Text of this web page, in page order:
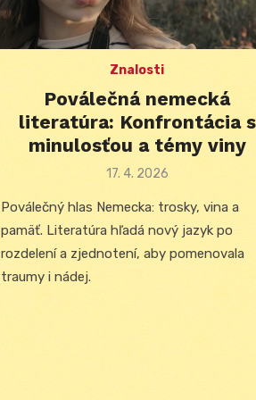
Znalosti
Poválečná nemecká
literatúra: Konfrontácia s
minulosťou a témy viny
Posted
17. 4. 2026
Poválečný hlas Nemecka: trosky, vina a
pamäť. Literatúra hľadá nový jazyk po
rozdelení a zjednotení, aby pomenovala
traumy i nádej.